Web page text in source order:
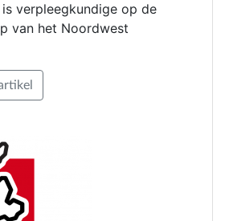
verpleegkundige op de
van het Noordwest